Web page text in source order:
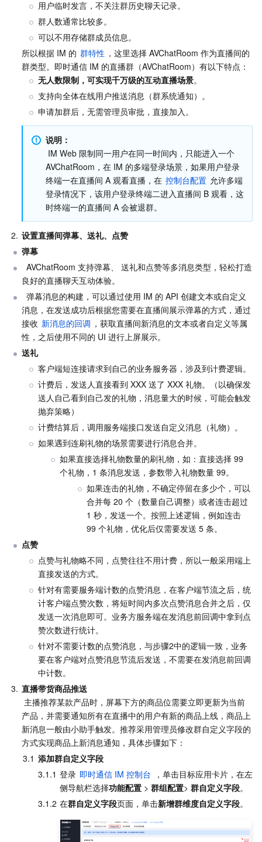
用户临时发言，不关注群历史聊天记录。
群人数通常比较多。
可以不用存储群成员信息。
所以根据 IM 的 群特性 ，这里选择 AVChatRoom 作为直播间的
群类型。即时通信 IM 的直播群（AVChatRoom）有以下特点：
无人数限制，可实现千万级的互动直播场景。
支持向全体在线用户推送消息（群系统通知）。
申请加群后，无需管理员审批，直接加入。
说明：
AVChatRoom，在 IM 的多端登录场景，如果用户登录
终端一在直播间 A 观看直播，在 控制台配置 允许多端
登录情况下，该用户登录终端二进入直播间 B 观看，这
时终端一的直播间 A 会被退群。
2. 设置直播间弹幕、送礼、点赞
弹幕
良好的直播聊天互动体验。
消息，在发送成功后根据您需要在直播间展示弹幕的方式，通过
接收 新消息的回调 ，获取直播间新消息的文本或者自定义等属
性，之后使用不同的 UI 进行上屏展示。
送礼
客户端短连接请求到自己的业务服务器，涉及到计费逻辑。
计费后，发送人直接看到 XXX 送了 XXX 礼物。（以确保发
送人自己看到自己发的礼物，消息量大的时候，可能会触发
抛弃策略）
计费结算后，调用服务端接口发送自定义消息（礼物）。
如果遇到连刷礼物的场景需要进行消息合并。
如果直接选择礼物数量的刷礼物，如：直接选择 99
个礼物，1 条消息发送，参数带入礼物数量 99。
如果连击的礼物，不确定停留在多少个，可以
合并每 20 个（数量自己调整）或者连击超过
1 秒，发送一个。按照上述逻辑，例如连击
99 个礼物，优化后仅需要发送 5 条。
点赞
点赞与礼物略不同，点赞往往不用计费，所以一般采用端上
直接发送的方式。
针对有需要服务端计数的点赞消息，在客户端节流之后，统
计客户端点赞次数，将短时间内多次点赞消息合并之后，仅
发送一次消息即可。业务方服务端在发消息前回调中拿到点
赞次数进行统计。
针对不需要计数的点赞消息，与步骤2中的逻辑一致，业务
要在客户端对点赞消息节流后发送，不需要在发消息前回调
中计数。
3. 直播带货商品推送
产品，并需要通知所有在直播中的用户有新的商品上线，商品上
新消息一般由小助手触发。推荐采用管理员修改群自定义字段的
方式实现商品上新消息通知，具体步骤如下：
3.1 添加群自定义字段
3.1.1 登录 即时通信 IM 控制台
，单击目标应用卡片，在左
侧导航栏选择功能配置 > 群组配置> 群自定义字段。
3.1.2 在群自定义字段页面，单击新增群维度自定义字段。